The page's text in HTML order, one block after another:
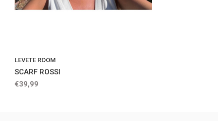
LEVETE ROOM
SCARF ROSSI
€39,99